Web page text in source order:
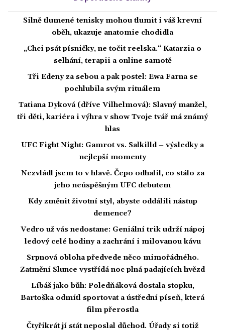
Silně tlumené tenisky mohou tlumit i váš krevní
oběh, ukazuje anatomie chodidla
„Chci psát písničky, ne točit reelska.“ Katarzia o
selhání, terapii a online samotě
Tři Edeny za sebou a pak postel: Ewa Farna se
pochlubila svým rituálem
Tatiana Dyková (dříve Vilhelmová): Slavný manžel,
tři děti, kariéra i výhra v show Tvoje tvář má známý
hlas
UFC Fight Night: Gamrot vs. Salkilld – výsledky a
nejlepší momenty
Nezvládl jsem to v hlavě. Čepo odhalil, co stálo za
jeho neúspěšným UFC debutem
Kdy změnit životní styl, abyste oddálili nástup
demence?
Vedro už vás nedostane: Geniální trik udrží nápoj
ledový celé hodiny a zachrání i milovanou kávu
Srpnová obloha předvede něco mimořádného.
Zatmění Slunce vystřídá noc plná padajících hvězd
Líbáš jako bůh: Poledňáková dostala stopku,
Bartoška odmítl sportovat a ústřední píseň, která
film přerostla
Čtyřikrát jí stát neposlal důchod. Úřady si totiž